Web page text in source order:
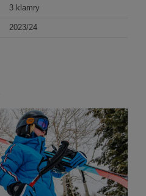
3 klamry
2023/24